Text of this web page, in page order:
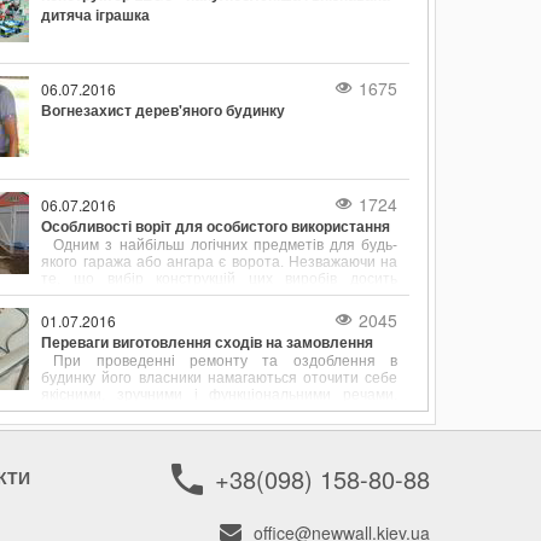
дитяча іграшка
06.07.2016 1675
Вогнезахист дерев'яного будинку
06.07.2016 1724
Особливості воріт для особистого використання
Одним з найбільш логічних предметів для будь-
якого гаража або ангара є ворота. Незважаючи на
те, що вибір конструкцій цих виробів досить
обмежений, з кожним днем покупцям стає все
складніше визначитися зі своєю покупкою.
01.07.2016 2045
Переваги виготовлення сходів на замовлення
При проведенні ремонту та оздоблення в
будинку його власники намагаються оточити себе
якісними, зручними і функціональними речами.
Якщо йдеться про облаштування двоповерхового
будинку або багатоярусної квартири, багато часу
ролі сполучного елемента між поверхами.+38(098) 158-80-88
office@newwall.kiev.ua